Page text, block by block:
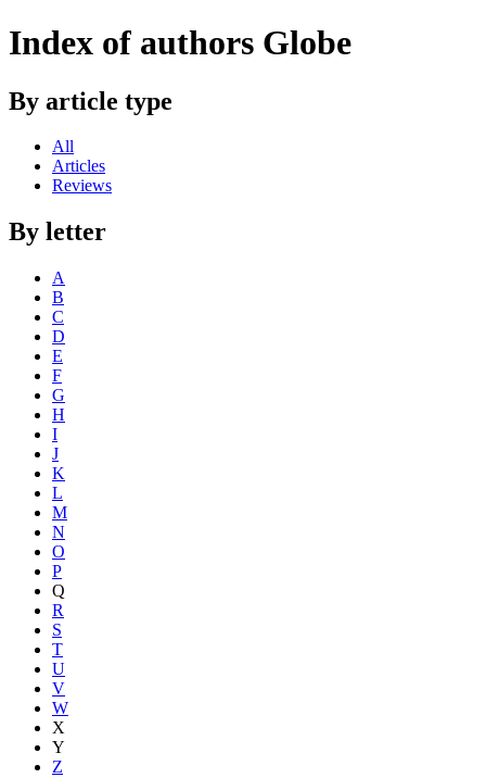
Index of authors Globe
By article type
All
Articles
Reviews
By letter
A
B
C
D
E
F
G
H
I
J
K
L
M
N
O
P
Q
R
S
T
U
V
W
X
Y
Z